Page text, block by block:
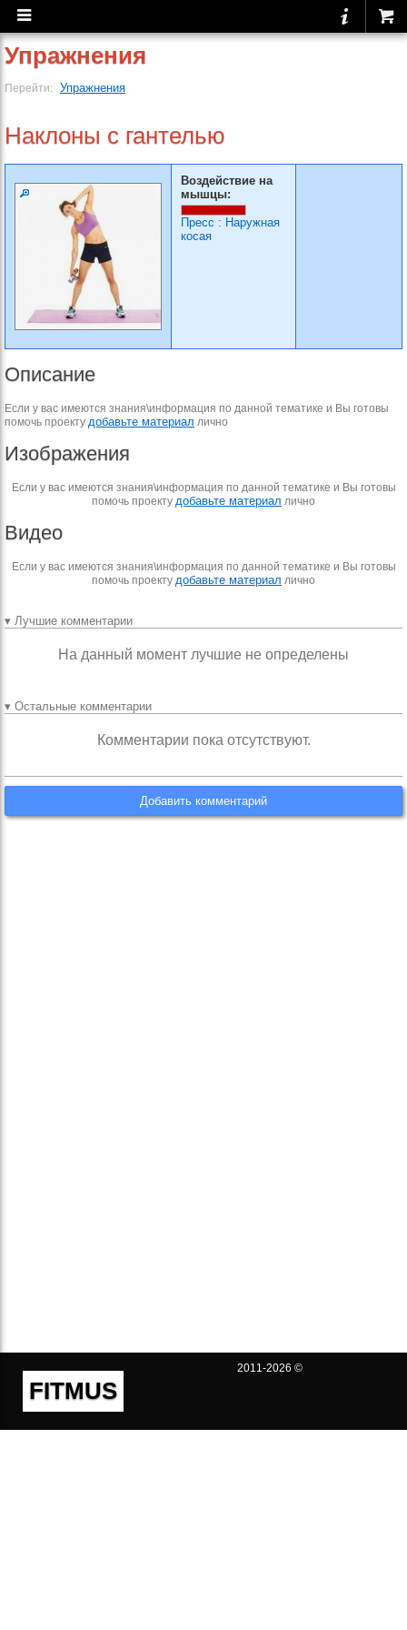
Упражнения
Перейти: Упражнения
Наклоны с гантелью
Воздействие на
мышцы:
Пресс : Наружная
косая
Описание
Если у вас имеются знания\информация по данной тематике и Вы готовы
помочь проекту добавьте материал лично
Изображения
Если у вас имеются знания\информация по данной тематике и Вы готовы
помочь проекту добавьте материал лично
Видео
Если у вас имеются знания\информация по данной тематике и Вы готовы
помочь проекту добавьте материал лично
▾ Лучшие комментарии
На данный момент лучшие не определены
▾ Остальные комментарии
Комментарии пока отсутствуют.
Добавить комментарий
FITMUS
2011-2026 ©